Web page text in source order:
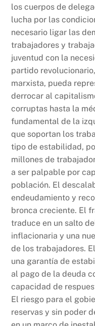
los cuerpos de
lucha por las
necesario ligar las
trabajadores y
juventud con la
partido
marxista, pueda
derrocar al
corruptas hasta la
fundamental de la
que soportan los
tipo de estabilidad,
millones de
a ser palpable por
población. El
endeudamiento y
bronca creciente. El
traduce en un salto
inflacionaria y una
de los trabajadores.
una garantía de
al pago de la deuda
capacidad de
El riesgo para el
reservas y sin poder